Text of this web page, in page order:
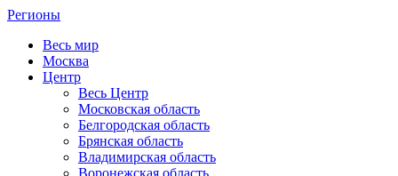
Регионы
Весь мир
Москва
Центр
Весь Центр
Московская область
Белгородская область
Брянская область
Владимирская область
Воронежская область